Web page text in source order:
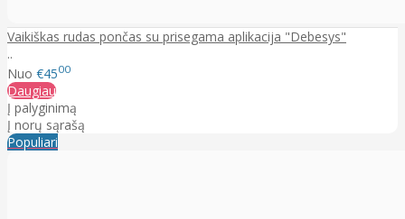
Vaikiškas rudas pončas su prisegama aplikacija "Debesys"
..
Nuo €4500
Daugiau
Į palyginimą
Į norų sąrašą
Populiari